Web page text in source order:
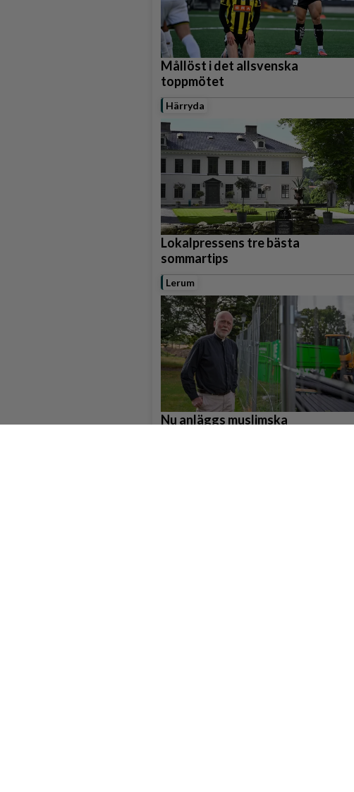
Mållöst i det allsvenska
toppmötet
Härryda
Lokalpressens tre bästa
sommartips
Lerum
Nu anläggs muslimska